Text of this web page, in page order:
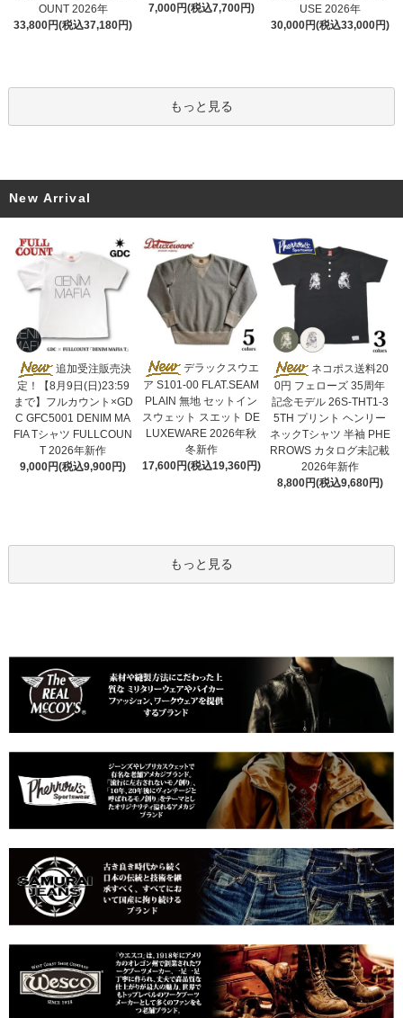
OUNT 2026年
33,800円(税込37,180円)
7,000円(税込7,700円)
USE 2026年
30,000円(税込33,000円)
もっと見る
New Arrival
追加受注販売決
定！【8月9日(日)23:59
まで】フルカウント×GD
C GFC5001 DENIM MA
FIA Tシャツ FULLCOUN
T 2026年新作
9,000円(税込9,900円)
デラックスウエ
ア S101-00 FLAT.SEAM
PLAIN 無地 セットイン
スウェット スエット DE
LUXEWARE 2026年秋
冬新作
17,600円(税込19,360円)
ネコポス送料20
0円 フェローズ 35周年
記念モデル 26S-THT1-3
5TH プリント ヘンリー
ネックTシャツ 半袖 PHE
RROWS カタログ未記載
2026年新作
8,800円(税込9,680円)
もっと見る